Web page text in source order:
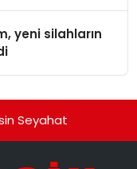
yeni silahların
Seyahat